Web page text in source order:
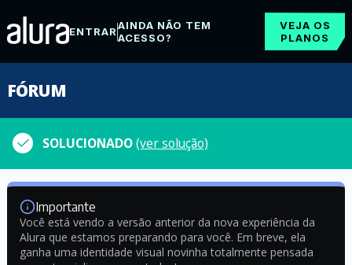
ENTRARAINDA NÃO TEM
ACESSO?
VEJA OS
PLANOS
FÓRUM
SOLUCIONADO(ver solução)
Importante
Você está vendo a versão anterior da nova experiência da
Alura que estamos preparando para você. Em breve, ela
ganha uma identidade visual novinha totalmente pensada